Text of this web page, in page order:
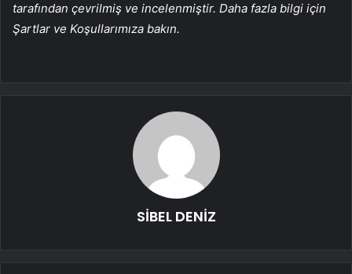
tarafından çevrilmiş ve incelenmiştir. Daha fazla bilgi için
Şartlar ve Koşullarımıza bakın.
SİBEL DENİZ